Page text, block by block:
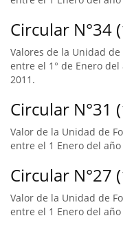
Circular N°34
Valores de la Unidad
entre el 1° de Enero
2011.
Circular N°31
Valor de la Unidad de
entre el 1 Enero del
Circular N°27
Valor de la Unidad de
entre el 1 Enero del